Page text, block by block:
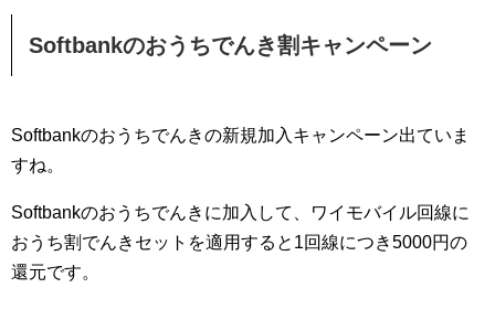
Softbankのおうちでんき割キャンペーン
Softbankのおうちでんきの新規加入キャンペーン出ていま
すね。
Softbankのおうちでんきに加入して、ワイモバイル回線に
おうち割でんきセットを適用すると1回線につき5000円の
還元です。